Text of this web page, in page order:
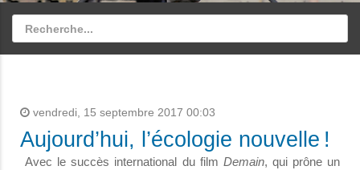
vendredi, 15 septembre 2017 00:03
Aujourd’hui, l’écologie nouvelle !
Avec le succès international du film Demain, qui prône un